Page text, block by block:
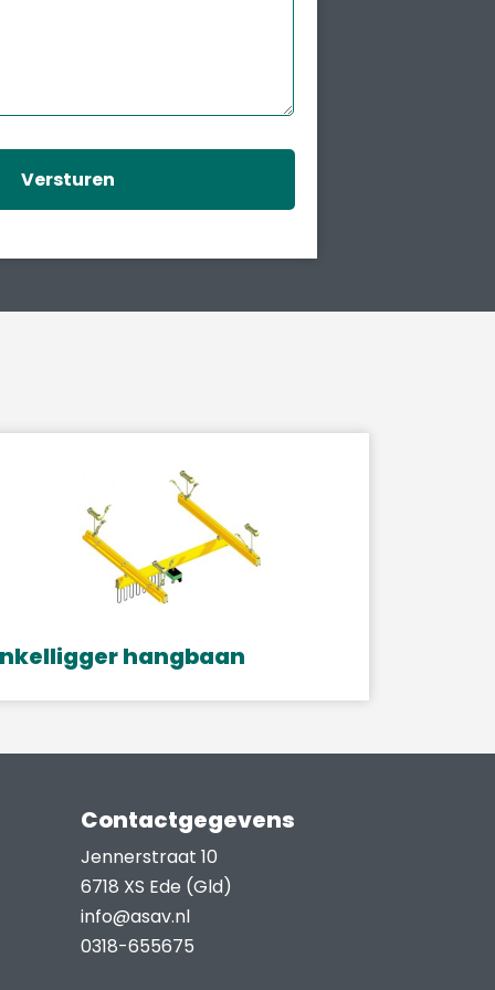
hangbaan
Contactgegevens
Jennerstraat 10
6718 XS Ede (Gld)
info@asav.nl
0318-655675